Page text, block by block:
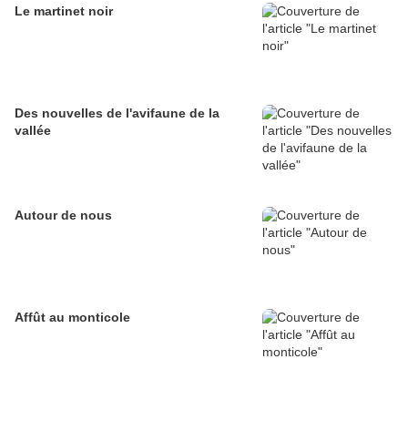
Le martinet noir
Des nouvelles de l'avifaune de la
vallée
Autour de nous
Affût au monticole